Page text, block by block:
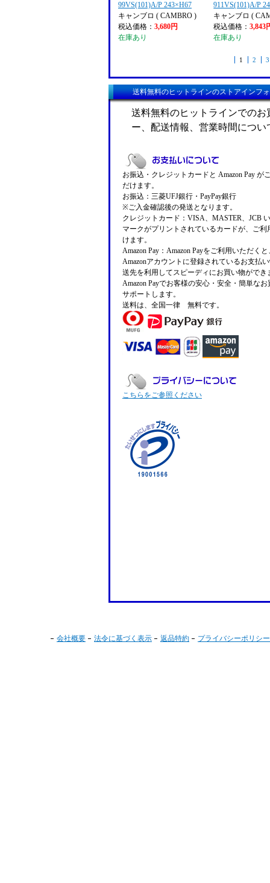
99VS(101)A/P 243×H67
キャンブロ ( CAMBRO )
税込価格： 3,680円
在庫あり
911VS(101)A/P
キャンブロ (
税込価格：3,843
在庫あり
1 2 3
送料無料のヒットラインのストアインフ
送料無料のヒットラインでの
ー、配送情報、営業時間につ
お振込・クレジットカードと Amazon Pay が
だけます。
お振込：三菱UFJ銀行・PayPay銀行
※ご入金確認後の発送となります。
クレジットカード：VISA、MASTER、JCB
マークがプリントされているカードが、ご利
けます。
Amazon Pay：Amazon Payをご利用いただく
Amazonアカウントに登録されているお支払
送先を利用してスピーディにお買い物ができ
Amazon Payでお客様の安心・安全・簡単な
サポートします。
送料は、全国一律 無料です。
こちらをご参照ください
会社概要 法令に基づく表示 返品特約 プライバシーポリシー